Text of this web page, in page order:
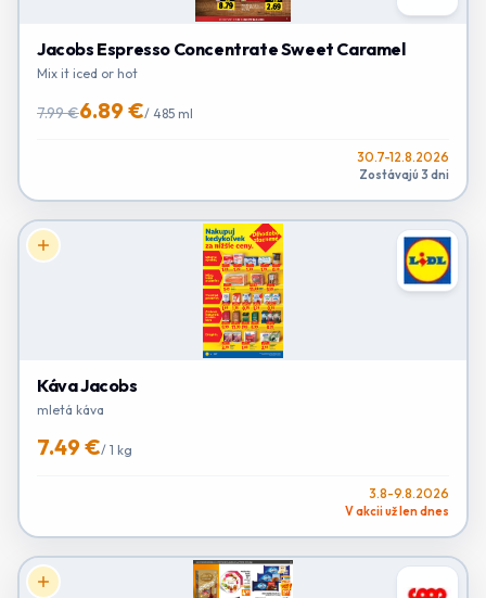
Jacobs Espresso Concentrate Sweet Caramel
Mix it iced or hot
7.99 €6.89 €/ 485 ml
30.7-12.8.2026
Zostávajú 3 dni
Káva Jacobs
mletá káva
7.49 €/ 1 kg
3.8-9.8.2026
V akcii už len dnes